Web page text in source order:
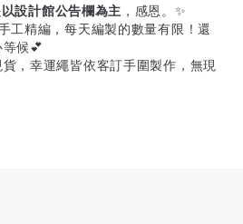
設計館公告欄為主 ，感恩。✨
工精編，每天編製的數量有限！還
候💕
，幸運繩皆依客訂手圍製作，無現